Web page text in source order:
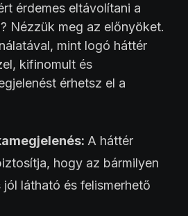
érdemes eltávolítani a
Nézzük meg az előnyöket.
mint logó háttér
kifinomult és
érhetsz el a
A háttér
hogy az bármilyen
látható és felismerhető